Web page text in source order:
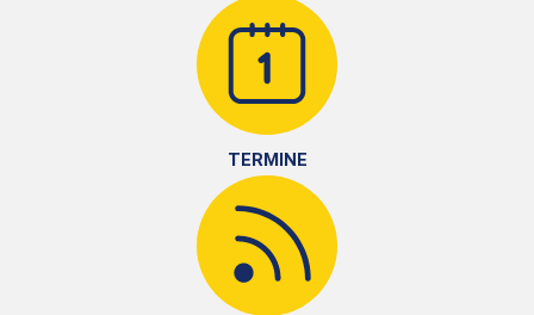
TERMINE